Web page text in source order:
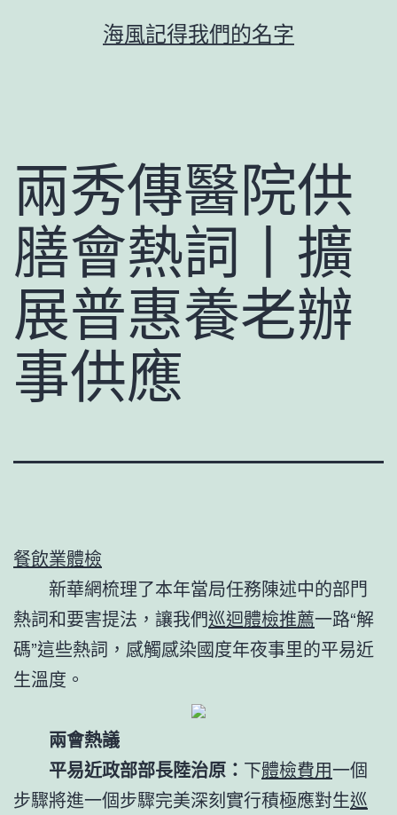
海風記得我們的名字
兩秀傳醫院供
膳會熱詞丨擴
展普惠養老辦
事供應
餐飲業體檢
新華網梳理了本年當局任務陳述中的部門
熱詞和要害提法，讓我們巡迴體檢推薦一路“解
碼”這些熱詞，感觸感染國度年夜事里的平易近
生溫度。
兩會熱議
平易近政部部長陸治原： 下體檢費用一個
步驟將進一個步驟完美深刻實行積極應對生巡